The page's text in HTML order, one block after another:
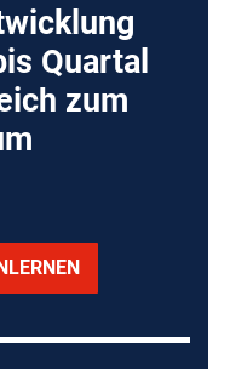
Quartal
zum